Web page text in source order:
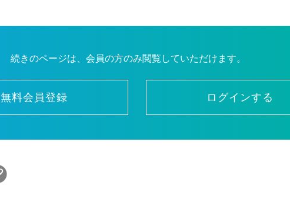
続きのページは、会員の方のみ閲覧していただけます。
無料会員登録 ログインする